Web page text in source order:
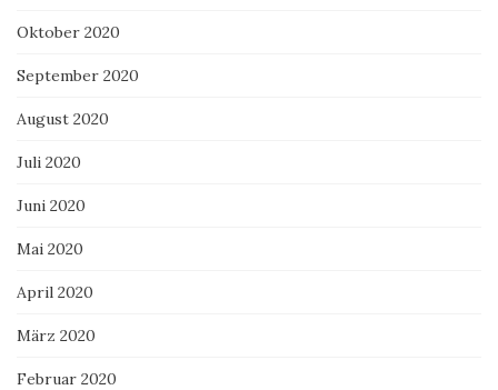
Oktober 2020
September 2020
August 2020
Juli 2020
Juni 2020
Mai 2020
April 2020
März 2020
Februar 2020